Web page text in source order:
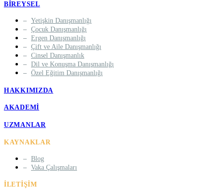
BIREYSEL
Yetişkin Danışmanlığı
Çocuk Danışmanlığı
Ergen Danışmanlığı
Çift ve Aile Danışmanlığı
Cinsel Danışmanlık
Dil ve Konuşma Danışmanlığı
Özel Eğitim Danışmanlığı
HAKKIMIZDA
AKADEMI
UZMANLAR
KAYNAKLAR
Blog
Vaka Çalışmaları
İLETIŞIM